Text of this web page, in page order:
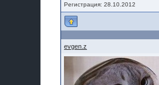
Регистрация: 28.10.2012
evgen.z